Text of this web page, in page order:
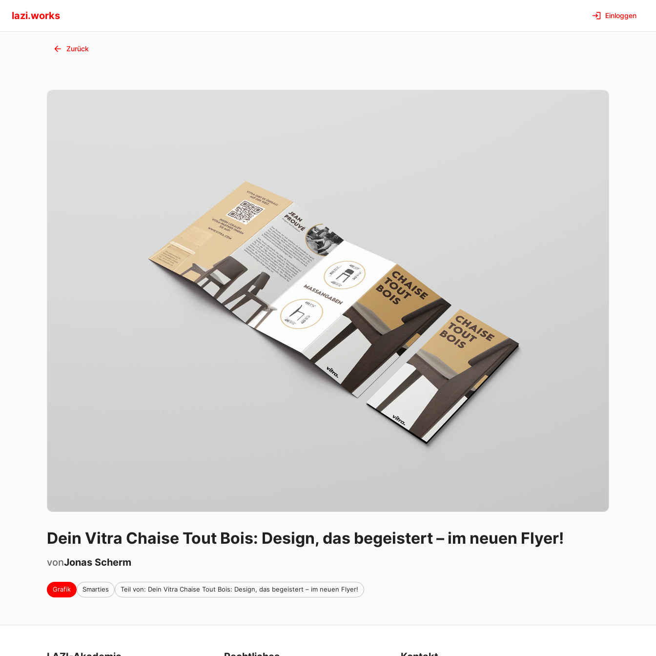
lazi.works Einloggen
Zurück
Dein Vitra Chaise Tout Bois: Design, das begeistert – im neuen Flyer!
vonJonas Scherm
Grafik Smarties Teil von: Dein Vitra Chaise Tout Bois: Design, das begeistert – im neuen Flyer!